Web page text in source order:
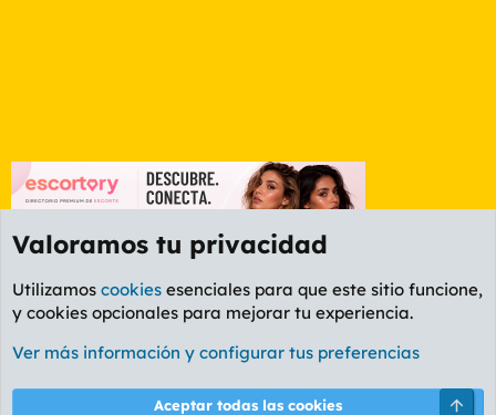
Etiquetas
Cookies
PL OLDSTYLE AMARILLO
Valoramos tu privacidad
Utilizamos cookies esenciales para que este sitio funcione,
y cookies opcionales para mejorar tu experiencia.
Ver más información y configurar tus preferencias
Aceptar todas las cookies